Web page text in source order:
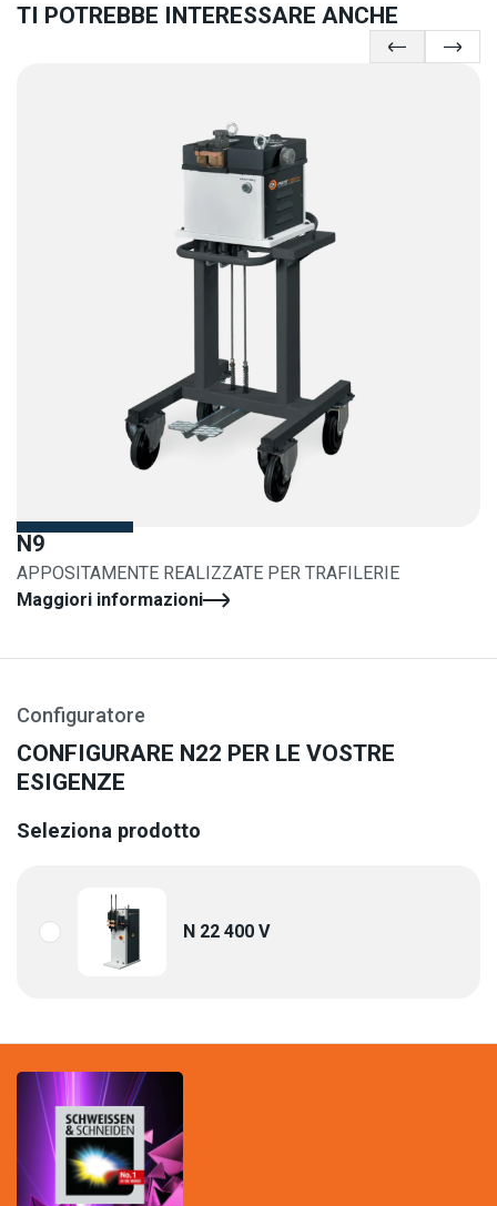
TI POTREBBE INTERESSARE ANCHE
N9
APPOSITAMENTE REALIZZATE PER TRAFILERIE
Maggiori informazioni
Configuratore
CONFIGURARE N22 PER LE VOSTRE
ESIGENZE
Seleziona prodotto
N 22 400 V